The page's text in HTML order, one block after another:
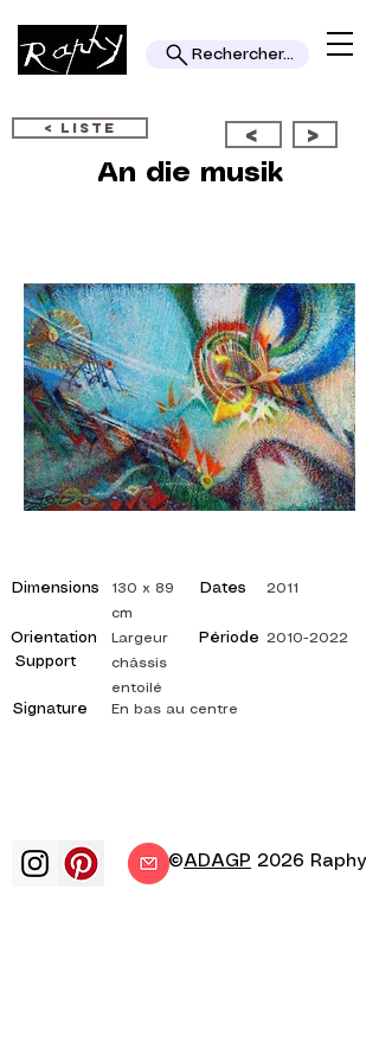
Rechercher...
< LISTE < >
An die musik
Dimensions
Orientation
Support
Signature
130 x 89
cm
Dates
Période
Largeur
châssis
entoilé
En bas au centre
2011
2010-2022
©ADAGP 2026 Raphy